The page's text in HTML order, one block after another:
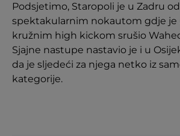
Podsjetimo, Staropoli je u Zadru
spektakularnim nokautom gdje je
kružnim high kickom srušio
Sjajne nastupe nastavio je i u
da je sljedeći za njega netko iz
kategorije.